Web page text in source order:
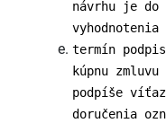
návrhu je do
vyhodnotenia
termín
kúpnu
podpíše
doručenia